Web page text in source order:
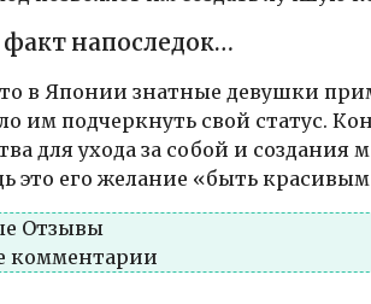
напоследок…
в Японии знатные девушки
им подчеркнуть свой статус.
для ухода за собой и
это его желание «быть
Отзывы
комментарии